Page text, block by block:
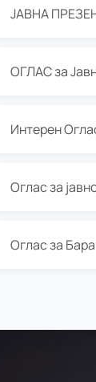
Интерен
Оглас за